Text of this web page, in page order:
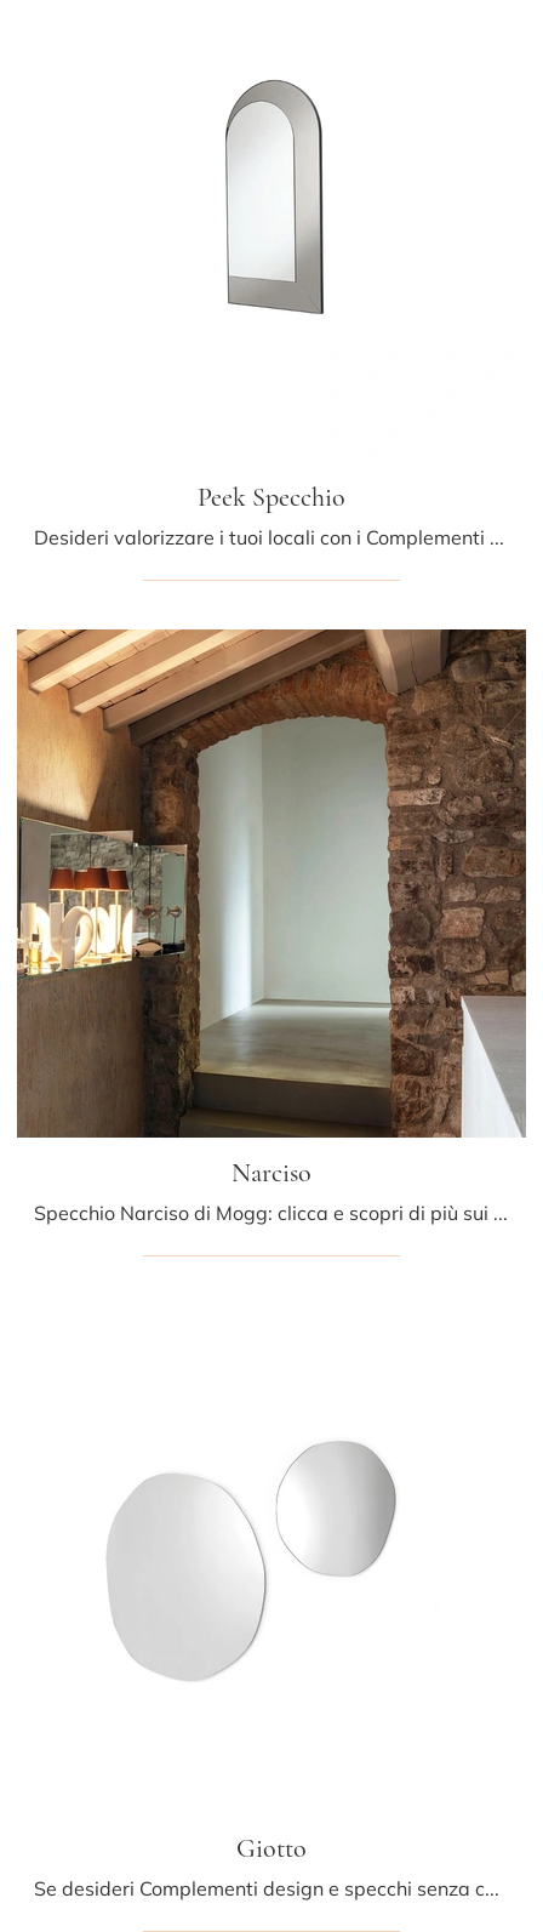
Peek Specchio
Desideri valorizzare i tuoi locali con i Complementi Midj? Ti presentiamo molteplici modelli di specchi senza cornice come Peek Specchio.
Narciso
Specchio Narciso di Mogg: clicca e scopri di più sui Complementi e specchi moderni senza cornice del noto e rinomato brand!
Giotto
Se desideri Complementi design e specchi senza cornice scopri di più sul modello Giotto del marchio Mogg.